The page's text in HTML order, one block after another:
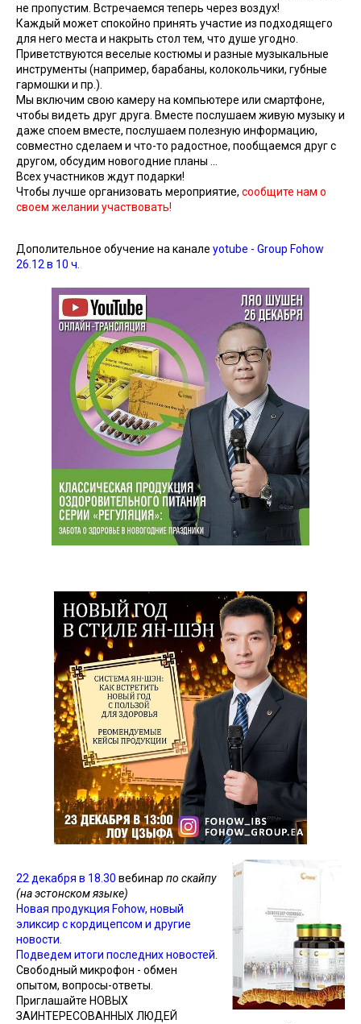
не пропустим. Встречаемся теперь через воздух!
Каждый может спокойно принять участие из подходящего
для него места и накрыть стол тем, что душе угодно.
Приветствуются веселые костюмы и разные музыкальные
инструменты (например, барабаны, колокольчики, губные
гармошки и пр.).
Мы включим свою камеру на компьютере или смартфоне,
чтобы видеть друг друга. Вместе послушаем живую музыку и
даже споем вместе, послушаем полезную информацию,
совместно сделаем и что-то радостное, пообщаемся друг с
другом, обсудим новогодние планы ...
Всех участников ждутподарки!
Чтобы лучше организовать мероприятие, сообщите нам о
своем желании участвовать!
Дополительное обучение на канале yotube - Group Fohow
26.12 в 10 ч.
22 декабря в 18.30 вебинар по скайпу
(на эстонском языке)
Новая продукция Fohow, новый
эликсир с кордицепсом и другие
новости.
Подведем итоги последних новостей.
Свободный микрофон - обмен
опытом, вопросы-ответы.
Приглашайте НОВЫХ
ЗАИНТЕРЕСОВАННЫХ ЛЮДЕЙ